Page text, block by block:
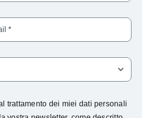
trattamento dei miei dati personali